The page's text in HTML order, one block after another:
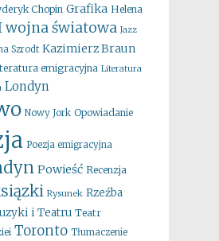
Chopin Grafika Helena
wojna światowa Jazz
Szrodt Kazimierz Braun
emigracyjna Literatura
Londyn
Nowy Jork Opowiadanie
Poezja emigracyjna
Powieść Recenzja
Rysunek Rzeźba
i Teatru Teatr
Toronto Tłumaczenie